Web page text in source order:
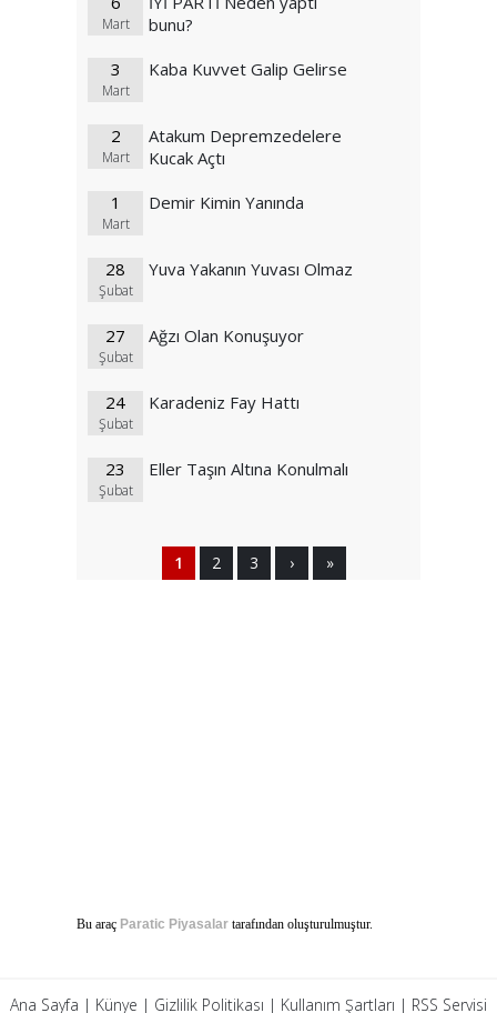
Mart
bunu?
3
Mart
Kaba Kuvvet Galip Gelirse
2
Mart
Atakum Depremzedelere
Kucak Açtı
1
Mart
Demir Kimin Yanında
28
Şubat
Yuva Yakanın Yuvası Olmaz
27
Şubat
Ağzı Olan Konuşuyor
24
Şubat
Karadeniz Fay Hattı
23
Şubat
Eller Taşın Altına Konulmalı
1 2 3 › »
Bu araç Paratic Piyasalar tarafından oluşturulmuştur.
Ana Sayfa | Künye | Gizlilik Politikası | Kullanım Şartları | RSS Servisi